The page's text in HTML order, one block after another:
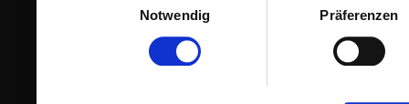
Notwendig
Präferenzen